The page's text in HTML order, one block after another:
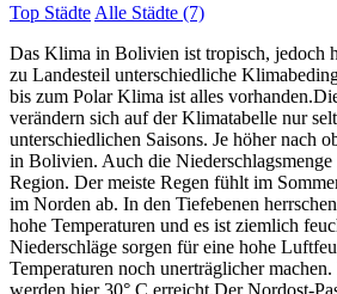
Top Städte Alle Städte (7)
Das Klima in Bolivien ist tropisch, jedoch
zu Landesteil unterschiedliche
bis zum Polar Klima ist alles
verändern sich auf der Klimatabelle nur
unterschiedlichen Saisons. Je höher nach
in Bolivien. Auch die
Region. Der meiste Regen fühlt im
im Norden ab. In den Tiefebenen
hohe Temperaturen und es ist ziemlich
Niederschläge sorgen für eine hohe
Temperaturen noch unerträglicher
werden hier 30° C erreicht.Der Nordost-